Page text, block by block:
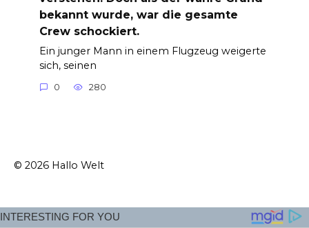
bekannt wurde, war die gesamte
Crew schockiert.
Ein junger Mann in einem Flugzeug weigerte
sich, seinen
0 280
© 2026 Hallo Welt